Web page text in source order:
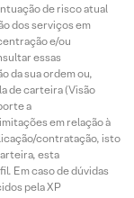
de risco atual
dos serviços em
e/ou
essas
da sua ordem ou,
de carteira (Visão
a
em relação à
contratação, isto
esta
Em caso de dúvidas
pela XP